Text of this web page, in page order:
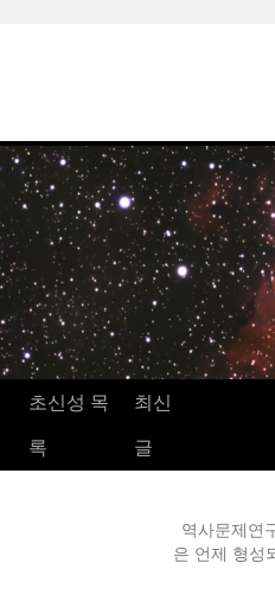
초신성 목
록
최신
글
역사문제연
은 언제 형성